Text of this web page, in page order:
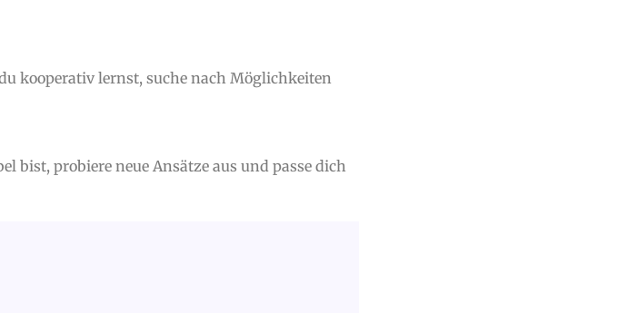
kooperativ lernst, suche nach Möglichkeiten
bist, probiere neue Ansätze aus und passe dich